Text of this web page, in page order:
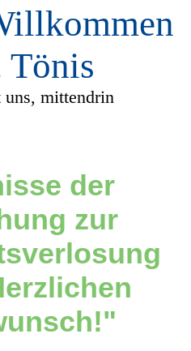
Tönis
mittendrin
der
zur